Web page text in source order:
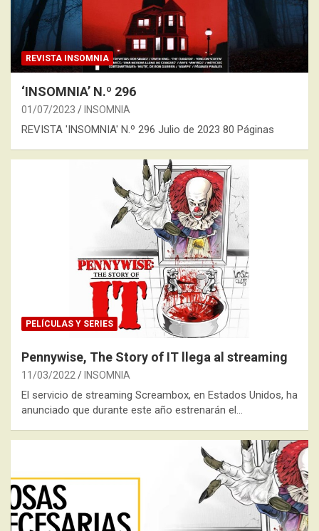
REVISTA INSOMNIA
‘INSOMNIA’ N.º 296
01/07/2023 INSOMNIA
REVISTA 'INSOMNIA' N.º 296 Julio de 2023 80 Páginas
PELÍCULAS Y SERIES
Pennywise, The Story of IT llega al streaming
11/03/2022 INSOMNIA
El servicio de streaming Screambox, en Estados Unidos, ha
anunciado que durante este año estrenarán el…